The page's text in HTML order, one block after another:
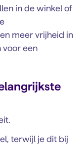
in de winkel of
meer vrijheid in
voor een
terwijl je dit bij